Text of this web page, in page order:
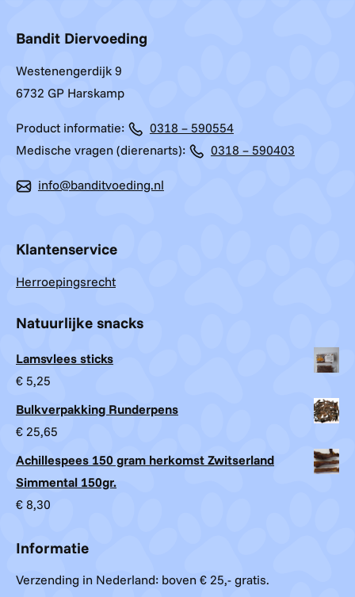
Bandit Diervoeding
Westenengerdijk 9
6732 GP Harskamp
Product informatie:
0318 – 590554
Medische vragen (dierenarts):
0318 – 590403
info@banditvoeding.nl
Klantenservice
Herroepingsrecht
Natuurlijke snacks
Lamsvlees sticks
€ 5,25
Bulkverpakking Runderpens
€ 25,65
Achillespees 150 gram herkomst Zwitserland
Simmental 150gr.
€ 8,30
Informatie
Verzending in Nederland: boven € 25,- gratis.